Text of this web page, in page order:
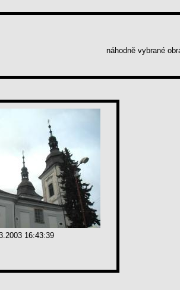
náhodně vybrané
16:43:39